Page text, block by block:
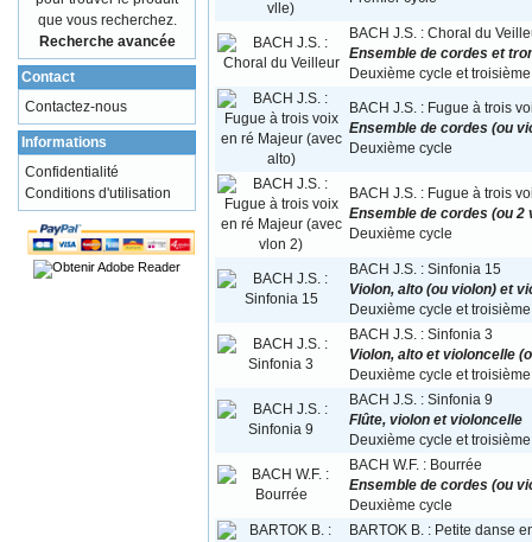
BACH J.S. : Choral du
Ensemble de cordes et
Deuxième cycle et troisième
BACH J.S. : Fugue à trois
Ensemble de cordes (ou
Deuxième cycle
BACH J.S. : Fugue à trois
Ensemble de cordes (ou 2
Deuxième cycle
BACH J.S. : Sinfonia 15
Violon, alto (ou violon) et
Deuxième cycle et troisième
BACH J.S. : Sinfonia 3
Violon, alto et violoncelle
Deuxième cycle et troisième
BACH J.S. : Sinfonia 9
Flûte, violon et violoncelle
Deuxième cycle et troisième
BACH W.F. : Bourrée
Ensemble de cordes (ou
Deuxième cycle
BARTOK B. : Petite danse
que vous recherchez.
Recherche avancée
Contact
Contactez-nous
Informations
Confidentialité
Conditions d'utilisation